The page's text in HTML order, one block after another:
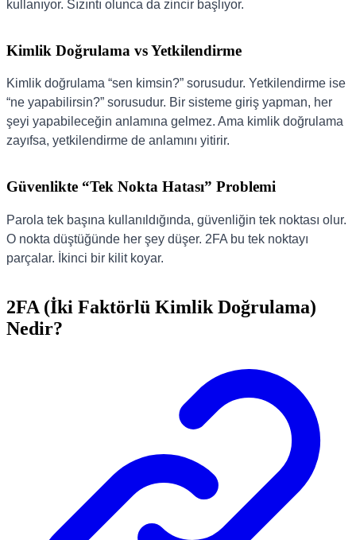
kullanıyor. Sızıntı olunca da zincir başlıyor.
Kimlik Doğrulama vs Yetkilendirme
Kimlik doğrulama “sen kimsin?” sorusudur. Yetkilendirme ise
“ne yapabilirsin?” sorusudur. Bir sisteme giriş yapman, her
şeyi yapabileceğin anlamına gelmez. Ama kimlik doğrulama
zayıfsa, yetkilendirme de anlamını yitirir.
Güvenlikte “Tek Nokta Hatası” Problemi
Parola tek başına kullanıldığında, güvenliğin tek noktası olur.
O nokta düştüğünde her şey düşer. 2FA bu tek noktayı
parçalar. İkinci bir kilit koyar.
2FA (İki Faktörlü Kimlik Doğrulama)
Nedir?